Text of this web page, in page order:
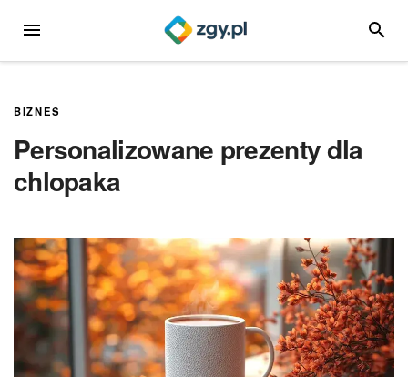
MENU
BIZNES
Personalizowane prezenty dla
chlopaka